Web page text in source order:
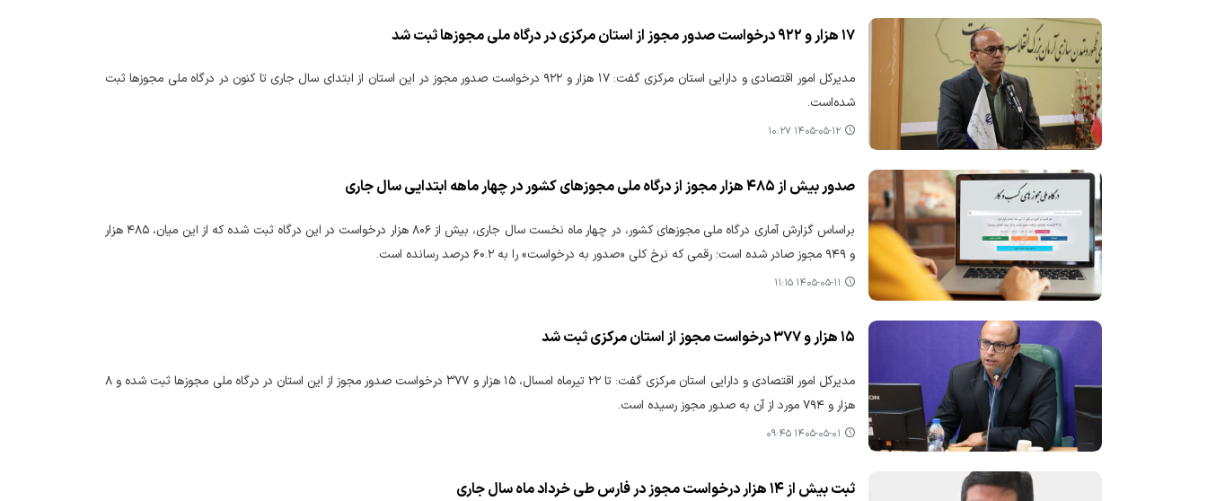
۱۷ هزار و ۹۲۲ درخواست صدور مجوز از استان مرکزی در درگاه ملی مجوزها ثبت شد
مدیرکل امور اقتصادی و دارایی استان مرکزی گفت: ۱۷ هزار و ۹۲۲ درخواست صدور مجوز در این استان از ابتدای سال جاری تا کنون در درگاه ملی مجوزها ثبت
شده‌است.
۱۴۰۵-۰۵-۱۲ ۱۰:۲۷
صدور بیش از ۴۸۵ هزار مجوز از درگاه ملی مجوزهای کشور در چهار ماهه ابتدایی سال جاری
براساس گزارش آماری درگاه ملی مجوزهای کشور، در چهار ماه نخست سال جاری، بیش از ۸۰۶ هزار درخواست در این درگاه ثبت شده که از این میان، ۴۸۵ هزار
و ۹۴۹ مجوز صادر شده است؛ رقمی که نرخ کلی «صدور به درخواست» را به ۶۰.۲ درصد رسانده است.
۱۴۰۵-۰۵-۱۱ ۱۱:۱۵
۱۵ هزار و ۳۷۷ درخواست مجوز از استان مرکزی ثبت شد
مدیرکل امور اقتصادی و دارایی استان مرکزی گفت: تا ۲۲ تیرماه امسال، ۱۵ هزار و ۳۷۷ درخواست صدور مجوز از این استان در درگاه ملی مجوزها ثبت شده و ۸
هزار و ۷۹۴ مورد از آن به صدور مجوز رسیده است.
۱۴۰۵-۰۵-۰۱ ۰۹:۴۵
ثبت بیش از ۱۴ هزار درخواست مجوز در فارس طی خرداد ماه سال جاری